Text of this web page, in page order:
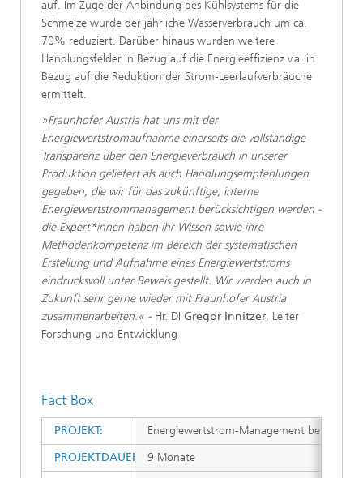
auf. Im Zuge der Anbindung des Kühlsystems für die
Schmelze wurde der jährliche Wasserverbrauch um ca.
70% reduziert. Darüber hinaus wurden weitere
Handlungsfelder in Bezug auf die Energieeffizienz v.a. in
Bezug auf die Reduktion der Strom-Leerlaufverbräuche
ermittelt.
»Fraunhofer Austria hat uns mit der
Energiewertstromaufnahme einerseits die vollständige
Transparenz über den Energieverbrauch in unserer
Produktion geliefert als auch Handlungsempfehlungen
gegeben, die wir für das zukünftige, interne
Energiewertstrommanagement berücksichtigen werden -
die Expert*innen haben ihr Wissen sowie ihre
Methodenkompetenz im Bereich der systematischen
Erstellung und Aufnahme eines Energiewertstroms
eindrucksvoll unter Beweis gestellt. Wir werden auch in
Zukunft sehr gerne wieder mit Fraunhofer Austria
zusammenarbeiten.« - Hr. DI Gregor Innitzer, Leiter
Forschung und Entwicklung
Fact Box
Energiewertstrom-Management bei der
9 Monate
PROJEKT:
PROJEKTDAUER: